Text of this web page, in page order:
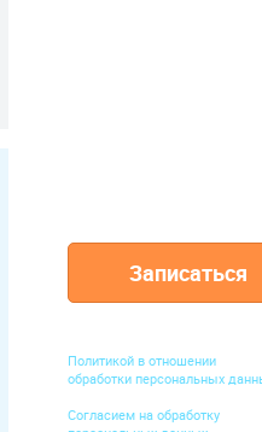
Записаться
Политикой в отношении
обработки персональных
Согласием на обработку